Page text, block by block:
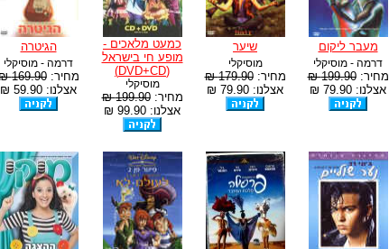
מעבר ליקום
דרמה - מוסיקלי
מחיר:199.90 ₪
אצלנו: 79.90 ₪
שיער
מוסיקלי
מחיר:179.90 ₪
אצלנו: 79.90 ₪
כמעט מלאכים -
מופע חי בישראל
(DVD+CD)
מוסיקלי
מחיר:199.90 ₪
אצלנו: 99.90 ₪
הגיטרה
דרמה - מוסיקלי
מחיר:169.90 ₪
אצלנו: 59.90 ₪